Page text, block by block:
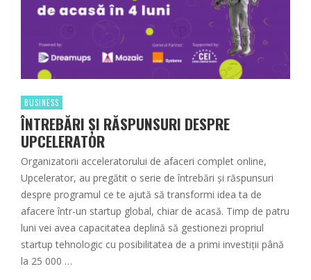
BUSINESS
ÎNTREBĂRI ȘI RĂSPUNSURI DESPRE
UPCELERATOR
Organizatorii acceleratorului de afaceri complet online,
Upcelerator, au pregătit o serie de întrebări și răspunsuri
despre programul ce te ajută să transformi idea ta de
afacere într-un startup global, chiar de acasă. Timp de patru
luni vei avea capacitatea deplină să gestionezi propriul
startup tehnologic cu posibilitatea de a primi investiții până
la 25 000 …